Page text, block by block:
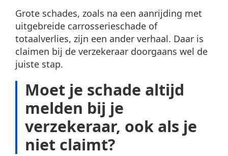
Grote schades, zoals na een aanrijding met
uitgebreide carrosserieschade of
totaalverlies, zijn een ander verhaal. Daar is
claimen bij de verzekeraar doorgaans wel de
juiste stap.
Moet je schade altijd
melden bij je
verzekeraar, ook als je
niet claimt?